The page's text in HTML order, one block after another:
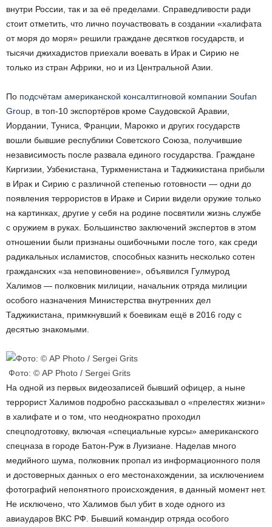
внутри России, так и за её пределами. Справедливости ради
стоит отметить, что лично поучаствовать в создании «халифата
от моря до моря» решили граждане десятков государств, и
тысячи джихадистов приехали воевать в Ирак и Сирию не
только из стран Африки, но и из Центральной Азии.
По подсчётам американской консалтигновой компании Soufan
Group , в топ-10 экспортёров кроме Саудовской Аравии,
Иордании, Туниса, Франции, Марокко и других государств
вошли бывшие республики Советского Союза, получившие
независимость после развала единого государства. Граждане
Киргизии, Узбекистана, Туркменистана и Таджикистана прибыли
в Ирак и Сирию с различной степенью готовности — одни до
появления террористов в Ираке и Сирии видели оружие только
на картинках, другие у себя на родине посвятили жизнь службе
с оружием в руках. Большинство заключений экспертов в этом
отношении были признаны ошибочными после того, как среди
радикальных исламистов, способных казнить несколько сотен
гражданских «за неповиновение», объявился Гулмурод
Халимов — полковник милиции, начальник отряда милиции
особого назначения Министерства внутренних дел
Таджикистана, примкнувший к боевикам ещё в 2016 году с
десятью знакомыми.
Фото: © AP Photo / Sergei Grits
На одной из первых видеозаписей бывший офицер, а ныне
террорист Халимов подробно рассказывал о «прелестях жизни»
в халифате и о том, что неоднократно проходил
спецподготовку, включая «специальные курсы» американского
спецназа в городе Батон-Руж в Луизиане. Наделав много
медийного шума, полковник пропал из информационного поля
и достоверных данных о его местонахождении, за исключением
фотографий непонятного происхождения, в данный момент нет.
Не исключено, что Халимов был убит в ходе одного из
авиаударов ВКС РФ. Бывший командир отряда особого